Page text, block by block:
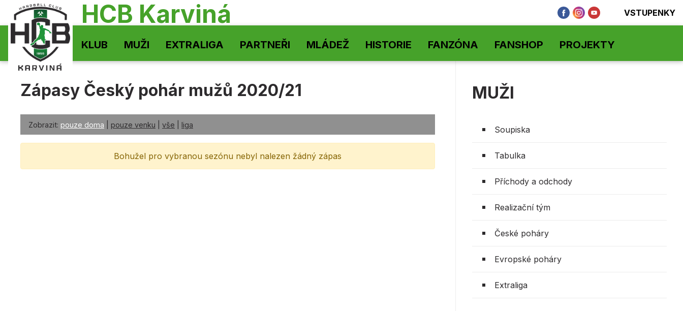
HCB Karviná VSTUPENKY
KLUB MUŽI EXTRALIGA PARTNEŘI MLÁDEŽ HISTORIE FANZÓNA FANSHOP PROJEKTY
Zápasy Český pohár mužů 2020/21
Zobrazit: pouze doma pouze venku vše liga
Bohužel pro vybranou sezónu nebyl nalezen žádný zápas
MUŽI
Soupiska
Tabulka
Příchody a odchody
Realizační tým
České poháry
Evropské poháry
Extraliga